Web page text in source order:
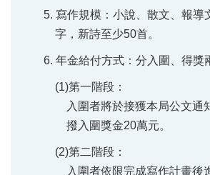
5. 寫作規模：小說、散文、報導
字，新詩至少50首。
6. 年金給付方式：分入圍、得獎
(1)第一階段：
入圍者將於接獲本局公文通
撥入圍獎金20萬元。
(2)第二階段：
入圍者依限完成寫作計畫後